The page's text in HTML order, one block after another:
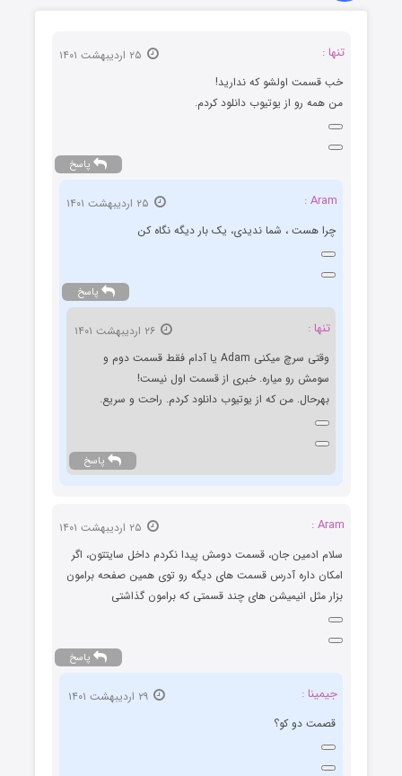
تنها :
خب قسمت اولشو که ندارید!
من همه رو از یوتیوب دانلود کردم.
پاسخ
Aram :
چرا هست ، شما ندیدی، یک بار دیگه نگاه کن
پاسخ
تنها :
۲۶ اردیبهشت ۱۴۰۱
وقتی سرچ میکنی Adam یا آدام فقط قسمت دوم و
سومش رو میاره. خبری از قسمت اول نیست!
بهرحال. من که از یوتیوب دانلود کردم. راحت و سریع.
پاسخ
Aram :
سلام ادمین جان، قسمت دومش پیدا نکردم داخل سایتتون، اگر
امکان داره آدرس قسمت های دیگه رو توی همین صفحه برامون
بزار مثل انیمیشن های چند قسمتی که برامون گذاشتی
پاسخ
جیمینا :
۲۹ اردیبهشت ۱۴۰۱
قصمت دو کو؟